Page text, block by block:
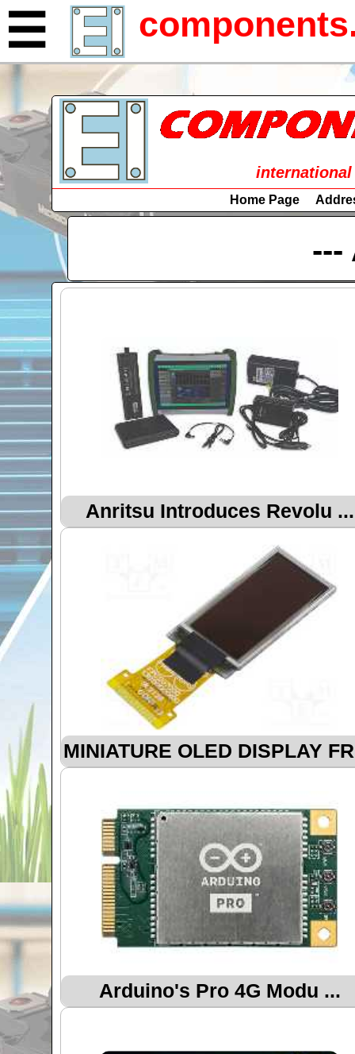
☰
Home Page
---
Anritsu Introduces Revolu ...
MINIATURE OLED DISPLAY
Arduino's Pro 4G Modu ...